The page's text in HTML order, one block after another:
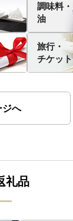
調味料・
油
旅行・
チケット
ジへ
礼品